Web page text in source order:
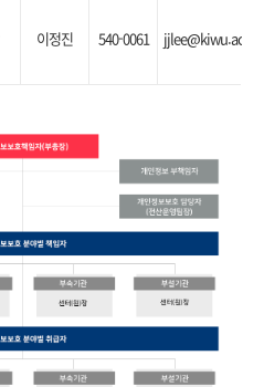
이정진 540-0061 jjlee@kiwu.ac.kr